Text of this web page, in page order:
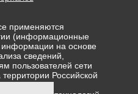
применяются
(информационные
информации на основе
сведений,
пользователей сети
Российской